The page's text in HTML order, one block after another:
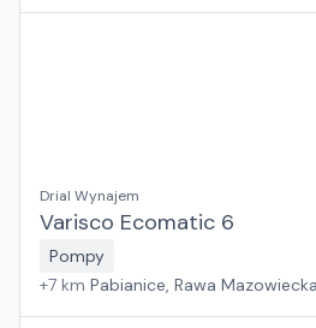
Drial Wynajem
Varisco Ecomatic 6
Pompy
+7 km Pabianice, Rawa